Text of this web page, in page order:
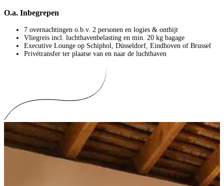
O.a. Inbegrepen
7 overnachtingen o.b.v. 2 personen en logies & ontbijt
Vliegreis incl. luchthavenbelasting en min. 20 kg bagage
Executive Lounge op Schiphol, Düsseldorf, Eindhoven of Brussel
Privétransfer ter plaatse van en naar de luchthaven